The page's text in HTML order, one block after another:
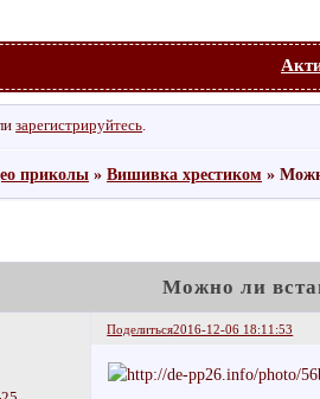
зарегистрируйтесь.
приколы »Вишивка хрестиком »
Можно ли
Поделиться2016-12-06 18:11:53